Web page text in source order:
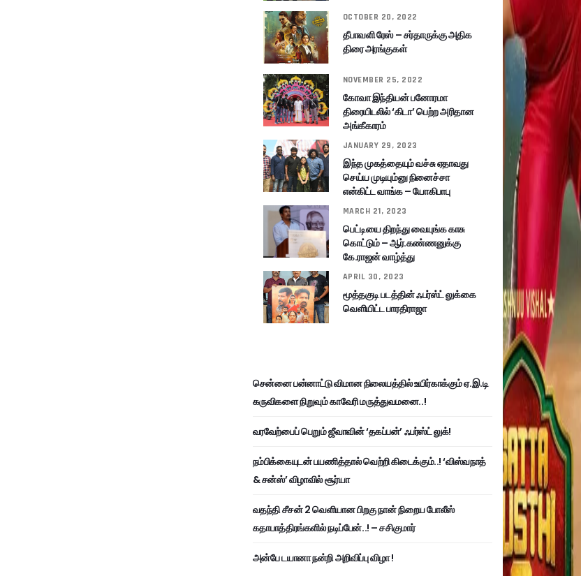
OCTOBER 20, 2022
தீபாவளி ரேஸ் – சர்தாருக்கு அதிக
திரை அரங்குகள்
NOVEMBER 25, 2022
கோவா இந்தியன் பனோரமா
திரையிடலில் ‘கிடா’ பெற்ற அரிதான
அங்கீகாரம்
JANUARY 29, 2023
இந்த முகத்தையும் வச்சு ஏதாவது
செய்ய முடியும்னு நினைச்சா
என்கிட்ட வாங்க – யோகிபாபு
MARCH 21, 2023
பெட்டியை திறந்து வையுங்க காசு
கொட்டும் – ஆர்.கண்ணனுக்கு
கே.ராஜன் வாழ்த்து
APRIL 30, 2023
மூத்தகுடி படத்தின் ஃபர்ஸ்ட் லுக்கை
வெளியிட்ட பாரதிராஜா
சென்னை பன்னாட்டு விமான நிலையத்தில் உயிர்காக்கும் ஏ.இ.டி
கருவிகளை நிறுவும் காவேரி மருத்துவமனை..!
வரவேற்பைப் பெறும் ஜீவாவின் ‘தகப்பன்’ ஃபர்ஸ்ட் லுக்!
நம்பிக்கையுடன் பயணித்தால் வெற்றி கிடைக்கும்..! ‘விஸ்வநாத்
& சன்ஸ்’ விழாவில் சூர்யா
வதந்தி சீசன் 2 வெளியான பிறகு நான் நிறைய போலீஸ்
கதாபாத்திரங்களில் நடிப்பேன்..! – சசிகுமார்
அன்பே டயானா நன்றி அறிவிப்பு விழா !